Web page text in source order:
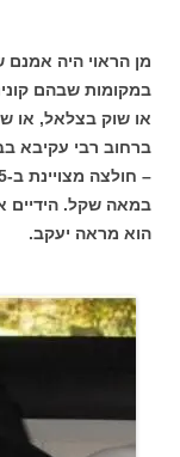
מן הראוי היה אמנם
במקומות שבהם
או שוק בצלאל, או
ברחוב רבי עקיבא
במאה שקל. הידיים
הוא מראה יעקב.